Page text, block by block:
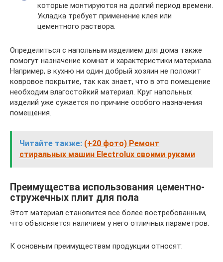
которые монтируются на долгий период времени.
Укладка требует применение клея или
цементного раствора.
Определиться с напольным изделием для дома также
помогут назначение комнат и характеристики материала.
Например, в кухню ни один добрый хозяин не положит
ковровое покрытие, так как знает, что в это помещение
необходим влагостойкий материал. Круг напольных
изделий уже сужается по причине особого назначения
помещения.
Читайте также: (+20 фото) Ремонт
стиральных машин Electrolux своими руками
Преимущества использования цементно-
стружечных плит для пола
Этот материал становится все более востребованным,
что объясняется наличием у него отличных параметров.
К основным преимуществам продукции относят: